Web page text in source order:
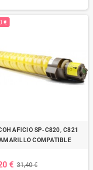
€
AFICIO SP-C820, C821
COMPATIBLE
€ 31,40 €